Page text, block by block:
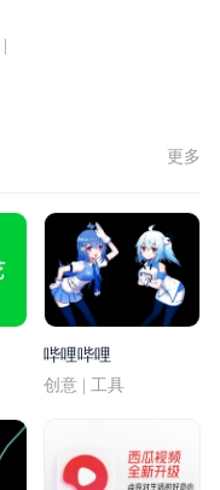
更多
哔哩哔哩
创意 | 工具